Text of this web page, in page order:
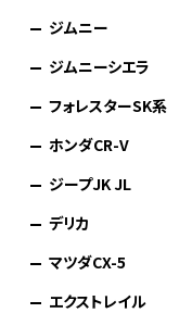
ジムニー
ジムニーシエラ
フォレスターSK系
ホンダCR-V
ジープJK JL
デリカ
マツダCX-5
エクストレイル